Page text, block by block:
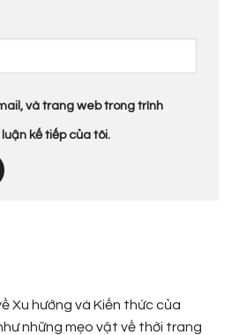
và trang web trong trình
kế tiếp của tôi.
Xu hướng và Kiến thức của
những mẹo vặt về thời trang